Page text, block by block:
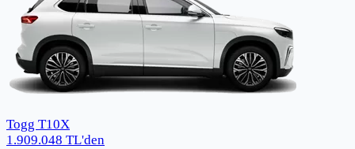
Togg T10X
1.909.048 TL'den